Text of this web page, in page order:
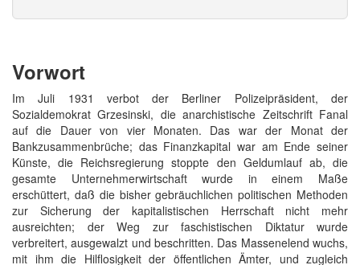
Vorwort
Im Juli 1931 verbot der Berliner Polizeipräsident, der
Sozialdemokrat Grzesinski, die anarchistische Zeitschrift Fanal
auf die Dauer von vier Monaten. Das war der Monat der
Bankzusammenbrüche; das Finanzkapital war am Ende seiner
Künste, die Reichsregierung stoppte den Geldumlauf ab, die
gesamte Unternehmerwirtschaft wurde in einem Maße
erschüttert, daß die bisher gebräuchlichen politischen Methoden
zur Sicherung der kapitalistischen Herrschaft nicht mehr
ausreichten; der Weg zur faschistischen Diktatur wurde
verbreitert, ausgewalzt und beschritten. Das Massenelend wuchs,
mit ihm die Hilflosigkeit der öffentlichen Ämter, und zugleich